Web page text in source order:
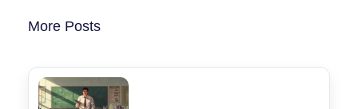
More Posts